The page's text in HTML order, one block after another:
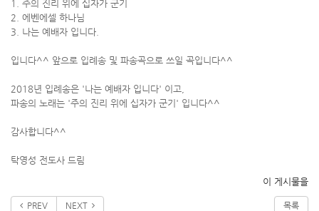
1. 주의 진리 위에 십자가 군기
2. 에벤에셀 하나님
3. 나는 예배자 입니다.
입니다^^ 앞으로 입례송 및 파송곡으로 쓰일 곡입니다^^
2018년 입례송은 '나는 예배자 입니다' 이고,
파송의 노래는 '주의 진리 위에 십자가 군기' 입니다^^
감사합니다^^
탁영성 전도사 드림
이 게시물을
PREV NEXT 목록